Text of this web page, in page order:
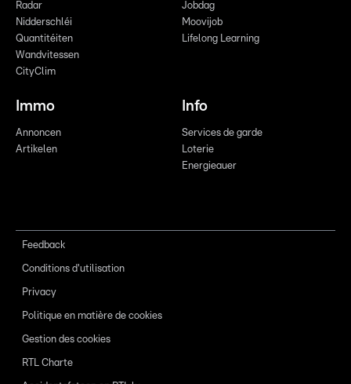
Radar
Nidderschléi
Quantitéiten
Wandvitessen
CityClim
Jobdag
Moovijob
Lifelong Learning
Immo
Annoncen
Artikelen
Info
Services de garde
Loterie
Energieauer
Feedback
Conditions d'utilisation
Privacy
Politique en matière de cookies
Gestion des cookies
RTL Charte